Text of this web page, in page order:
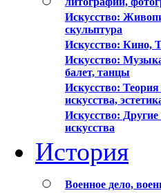
Искусствo:
скульптура
Искусствo: Кино,
Искусствo:
балет, танцы
Искусствo:
искусства,
Искусство:
искусства
История
Военное дело,